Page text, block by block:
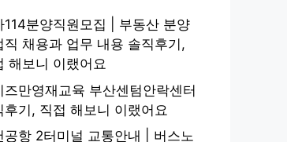
114분양직원모집 | 부동산 분양
직 채용과 업무 내용 솔직후기,
해보니 이랬어요
즈만영재교육 부산센텀안락센터
후기, 직접 해보니 이랬어요
공항 2터미널 교통안내 | 버스노